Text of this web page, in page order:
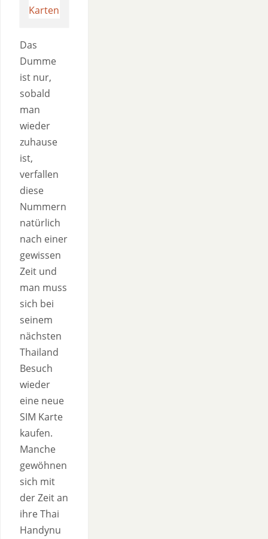
Das
Dumme
ist nur,
sobald
man
wieder
zuhause
ist,
verfallen
diese
Nummern
natürlich
nach einer
gewissen
Zeit und
man muss
sich bei
seinem
nächsten
Thailand
Besuch
wieder
eine neue
SIM Karte
kaufen.
Manche
gewöhnen
sich mit
der Zeit an
ihre Thai
Handynu